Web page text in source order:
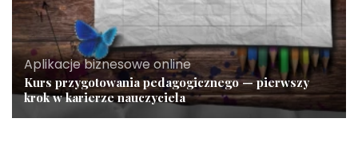
Aplikacje biznesowe online
Kurs przygotowania pedagogicznego — pierwszy
krok w karierze nauczyciela